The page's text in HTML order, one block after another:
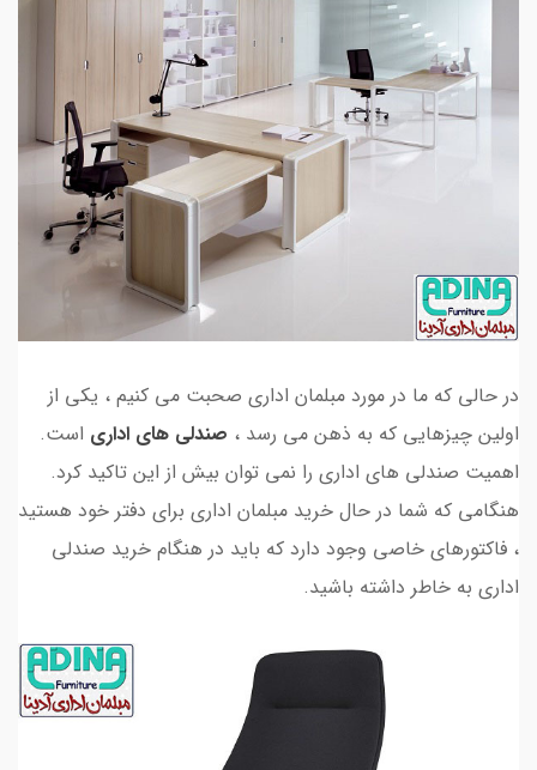
در حالی که ما در مورد مبلمان اداری صحبت می کنیم ، یکی از
اولین چیزهایی که به ذهن می رسد ، صندلی های اداری است.
اهمیت صندلی های اداری را نمی توان بیش از این تاکید کرد.
هنگامی که شما در حال خرید مبلمان اداری برای دفتر خود هستید
، فاکتورهای خاصی وجود دارد که باید در هنگام خرید صندلی
اداری به خاطر داشته باشید.